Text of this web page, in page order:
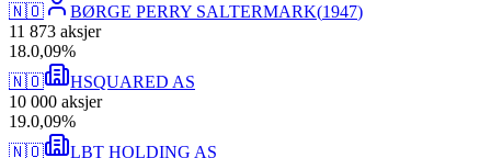
🇳🇴
BØRGE PERRY SALTERMARK(1947)
11 873 aksjer
18.0,09%
🇳🇴
HSQUARED AS
10 000 aksjer
19.0,09%
🇳🇴
LBT HOLDING AS